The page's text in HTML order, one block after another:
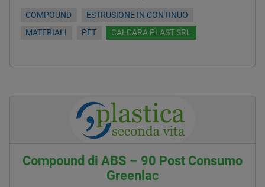
COMPOUND
ESTRUSIONE IN CONTINUO
MATERIALI
PET CALDARA PLAST SRL
Compound di ABS – 90 Post Consumo
Greenlac